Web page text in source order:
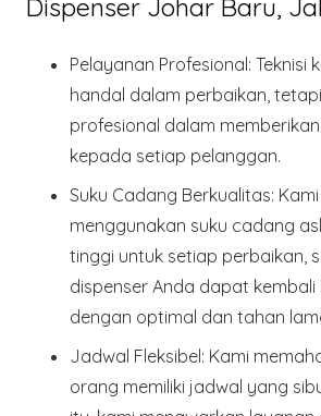
Dispenser Johar Baru,
Pelayanan Profesional: Teknisi
handal dalam perbaikan,
profesional dalam
kepada setiap pelanggan.
Suku Cadang Berkualitas:
menggunakan suku cadang
tinggi untuk setiap perbaikan,
dispenser Anda dapat kembali
dengan optimal dan tahan
Jadwal Fleksibel: Kami
orang memiliki jadwal yang